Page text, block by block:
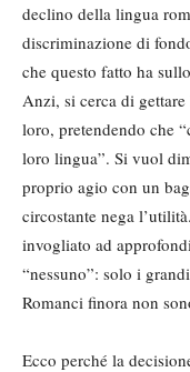
declino della lingua
discriminazione di
che questo fatto ha
Anzi, si cerca di
loro, pretendendo che
loro lingua”. Si vuol
proprio agio con un
circostante nega
invogliato ad
“nessuno”: solo i
Romanci finora non
Ecco perché la